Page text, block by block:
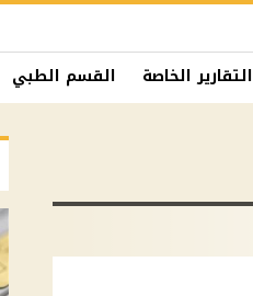
التقارير الخاصة القسم الطبي